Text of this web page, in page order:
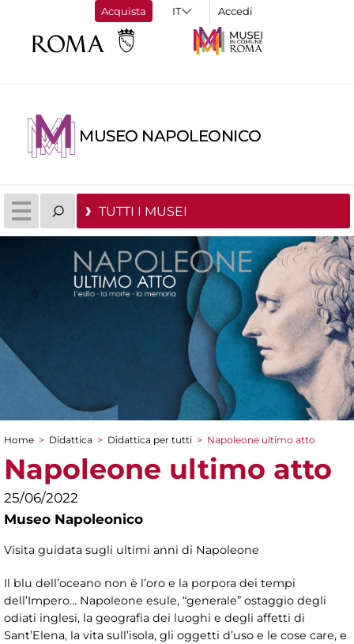
Acquista Accedi
MUSEO NAPOLEONICO
TUTTI I MUSEI
Tu sei qui
Home > Didattica > Didattica per tutti > Napoleone ultimo atto
Napoleone ultimo atto
25/06/2022
Museo Napoleonico
Visita guidata sugli ultimi anni di Napoleone
Il blu dell’oceano non è l’oro e la porpora dei tempi
dell’Impero… Napoleone esule, “generale” ostaggio degli
odiati inglesi, la geografia dei luoghi e degli affetti di
Sant’Elena, la vita sull’isola, gli oggetti d’uso e le cose care, e